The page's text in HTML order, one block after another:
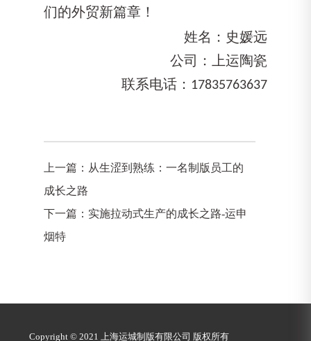
们的外贸新篇章！
姓名：史媛远
公司：上运陶瓷
联系电话： 17835763637
上一篇： 从生涩到熟练：一名制版员工的
成长之路
下一篇： 实施拉动式生产的成长之路-运申
烟特
Copyright © 2021 上海运城制版有限公司 版权所有